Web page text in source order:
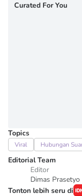
Curated For You
Topics
Viral Hubungan
Editorial Team
Editor
Dimas Prasetyo
Tonton lebih seru di